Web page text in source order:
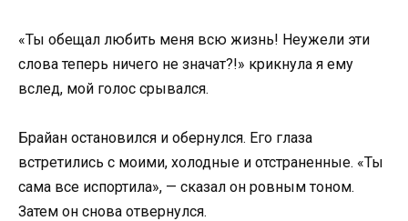
«Ты обещал любить меня всю жизнь! Неужели эти
слова теперь ничего не значат?!» крикнула я ему
вслед, мой голос срывался.
Брайан остановился и обернулся. Его глаза
встретились с моими, холодные и отстраненные. «Ты
сама все испортила», — сказал он ровным тоном.
Затем он снова отвернулся.